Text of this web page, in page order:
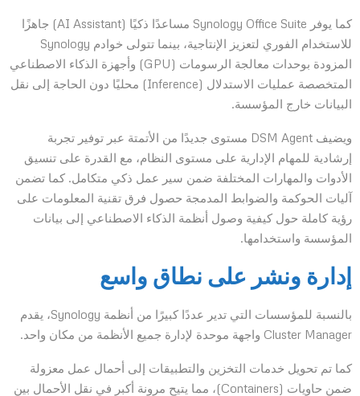
كما يوفر Synology Office Suite مساعدًا ذكيًا (AI Assistant) جاهزًا
للاستخدام الفوري لتعزيز الإنتاجية، بينما تتولى خوادم Synology
المزودة بوحدات معالجة الرسومات (GPU) وأجهزة الذكاء الاصطناعي
المتخصصة عمليات الاستدلال (Inference) محليًا دون الحاجة إلى نقل
البيانات خارج المؤسسة.
ويضيف DSM Agent مستوى جديدًا من الأتمتة عبر توفير تجربة
إرشادية للمهام الإدارية على مستوى النظام، مع القدرة على تنسيق
الأدوات والمهارات المختلفة ضمن سير عمل ذكي متكامل. كما تضمن
آليات الحوكمة والضوابط المدمجة حصول فرق تقنية المعلومات على
رؤية كاملة حول كيفية وصول أنظمة الذكاء الاصطناعي إلى بيانات
المؤسسة واستخدامها.
إدارة ونشر على نطاق واسع
بالنسبة للمؤسسات التي تدير عددًا كبيرًا من أنظمة Synology، يقدم
Cluster Manager واجهة موحدة لإدارة جميع الأنظمة من مكان واحد.
كما تم تحويل خدمات التخزين والتطبيقات إلى أحمال عمل معزولة
ضمن حاويات (Containers)، مما يتيح مرونة أكبر في نقل الأحمال بين